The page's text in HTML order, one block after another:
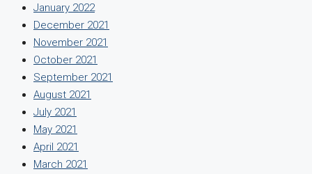
January 2022
December 2021
November 2021
October 2021
September 2021
August 2021
July 2021
May 2021
April 2021
March 2021